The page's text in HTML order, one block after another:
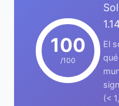
100
/100
El
(<